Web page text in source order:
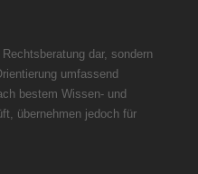
dar, sondern
umfassend
bestem Wissen- und
übernehmen jedoch für